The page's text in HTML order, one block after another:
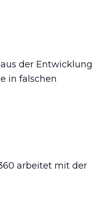
der Entwicklung
in falschen
arbeitet mit der